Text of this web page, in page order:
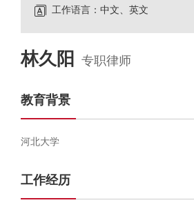
工作语言：中文、英文
林久阳 专职律师
教育背景
河北大学
工作经历